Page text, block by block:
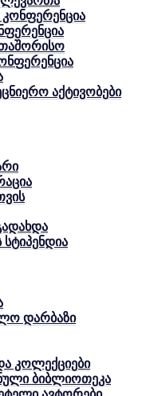
აქტივობები
დარბაზი
კოლექციები
ბიბლიოთეკა